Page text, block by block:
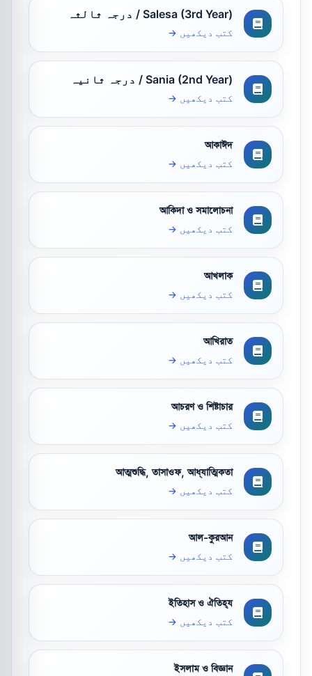
Salesa (3rd Year) / درجہ ثالثہ
کتب دیکھیں →
Sania (2nd Year) / درجہ ثانیہ
کتب دیکھیں →
আকাঈদ
کتب دیکھیں →
আকিদা ও সমালোচনা
کتب دیکھیں →
আখলাক
کتب دیکھیں →
আখিরাত
کتب دیکھیں →
আচরণ ও শিষ্টাচার
کتب دیکھیں →
আত্মশুদ্ধি, তাসাওফ, আধ্যাত্মিকতা
کتب دیکھیں →
আল-কুরআন
کتب دیکھیں →
ইতিহাস ও ঐতিহ্য
کتب دیکھیں →
ইসলাম ও বিজ্ঞান